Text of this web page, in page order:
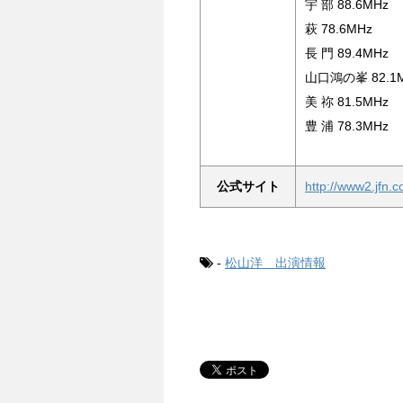
宇 部 88.6MHz
萩 78.6MHz
長 門 89.4MHz
山口鴻の峯
美 祢 81.5MHz
豊 浦 78.3MHz
公式サイト http://
- 松山洋 出演情報